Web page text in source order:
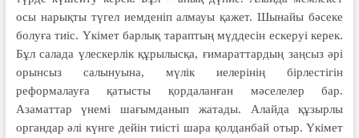
осы нарықты түгел иемденіп алмауы қажет. Шынайы бәсеке
болуға тиіс. Үкімет барлық тараптың мүддесін ескеруі керек.
Бұл салада үлескерлік құрылысқа, ғимараттардың заңсыз әрі
орынсыз салынуына, мүлік иелерінің бірлестігін
реформалауға қатысты қордаланған мәселелер бар.
Азаматтар үнемі шағымданып жатады. Алайда құзырлы
органдар әлі күнге дейін тиісті шара қолданбай отыр. Үкімет